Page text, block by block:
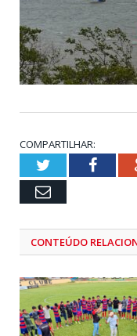
COMPARTILHAR:
Twitter
Email
CONTEÚDO